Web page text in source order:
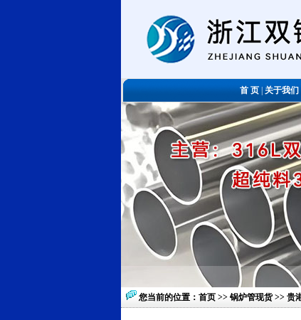
首 页关于我们
您当前的位置： 首页 >> 锅炉管现货>> 贵